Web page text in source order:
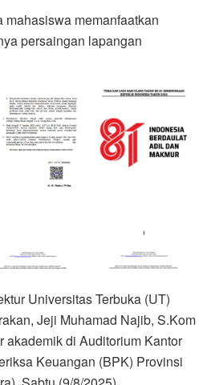
memanfaatkan
persaingan lapangan
Universitas Terbuka (UT)
Jeji Muhamad Najib, S.Kom
akademik di Auditorium Kantor
Keuangan (BPK) Provinsi